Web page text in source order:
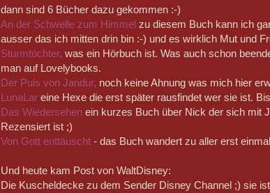
dann sind 6 Bücher dazu gekommen :-)
An der Schwelle zum Himmel zu diesem Buch kann ich
ausser das ich mitten drin bin :-) und es wirklich Mut und
Sturmtöchter, was ein Hörbuch ist. Was auch schon
man auf Lovelybooks.
Der Puls von Jandur, noch keine Ahnung was mich hier
LunaLar eine Hexe die erst später rausfindet wer sie ist.
Das Wiedersehenein kurzes Buch über Nick der sich mit
Rezensiert ist ;)
Von Gott enttäuscht- das Buch wandert zu aller erst
Und heute kam Post von WaltDisney:
Die Kuscheldecke zu dem Sender Disney Channel ;) sie